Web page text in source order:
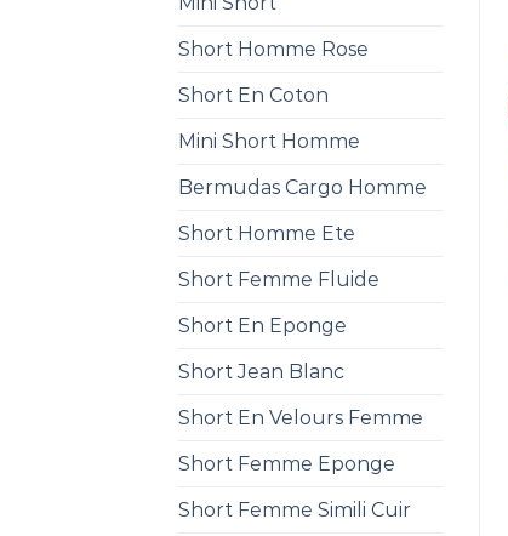
Short Homme Rose
Short En Coton
Mini Short Homme
Bermudas Cargo Homme
Short Homme Ete
Short Femme Fluide
Short En Eponge
Short Jean Blanc
Short En Velours Femme
Short Femme Eponge
Short Femme Simili Cuir